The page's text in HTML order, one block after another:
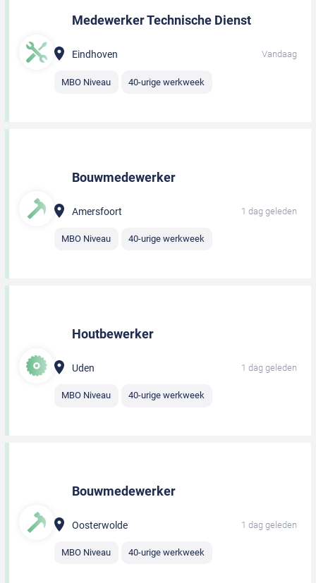
Medewerker Technische Dienst
Eindhoven Vandaag
MBO Niveau 40-urige werkweek
Bouwmedewerker
Amersfoort 1 dag geleden
MBO Niveau 40-urige werkweek
Houtbewerker
Uden 1 dag geleden
MBO Niveau 40-urige werkweek
Bouwmedewerker
Oosterwolde 1 dag geleden
MBO Niveau 40-urige werkweek